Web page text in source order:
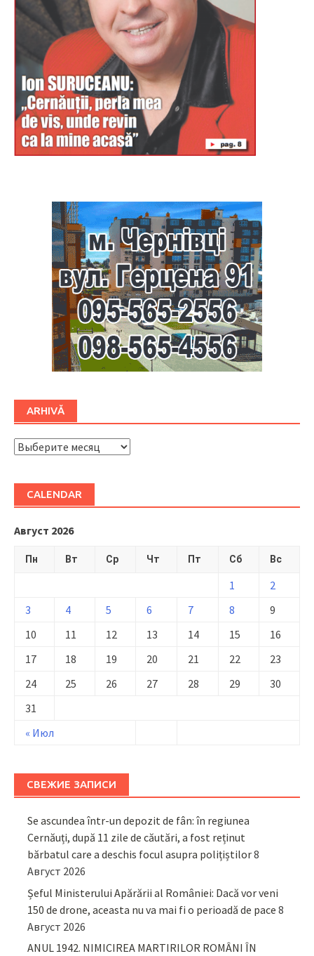
ARHIVĂ
ARHIVĂ
CALENDAR
Август 2026
Пн Вт Ср Чт Пт Сб Вс
« Июл
1
2
3
4 5 6 7 8
9
10
11 12 13 14 15
16
17
18 19 20 21 22
23
24
25 26 27 28 29
30
31
СВЕЖИЕ ЗАПИСИ
Se ascundea într-un depozit de fân: în regiunea
Cernăuți, după 11 zile de căutări, a fost reținut
bărbatul care a deschis focul asupra polițiștilor8
Август 2026
Șeful Ministerului Apărării al României: Dacă vor veni
150 de drone, aceasta nu va mai fi o perioadă de pace 8
Август 2026
ANUL 1942. NIMICIREA MARTIRILOR ROMÂNI ÎN